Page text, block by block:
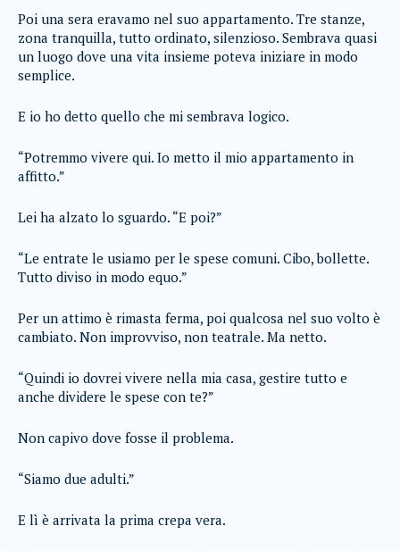
Poi una sera eravamo nel suo appartamento. Tre stanze,
zona tranquilla, tutto ordinato, silenzioso. Sembrava quasi
un luogo dove una vita insieme poteva iniziare in modo
semplice.
E io ho detto quello che mi sembrava logico.
“Potremmo vivere qui. Io metto il mio appartamento in
affitto.”
Lei ha alzato lo sguardo. “E poi?”
“Le entrate le usiamo per le spese comuni. Cibo, bollette.
Tutto diviso in modo equo.”
Per un attimo è rimasta ferma, poi qualcosa nel suo volto è
cambiato. Non improvviso, non teatrale. Ma netto.
“Quindi io dovrei vivere nella mia casa, gestire tutto e
anche dividere le spese con te?”
Non capivo dove fosse il problema.
“Siamo due adulti.”
E lì è arrivata la prima crepa vera.